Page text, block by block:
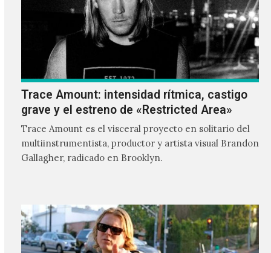
Trace Amount: intensidad rítmica, castigo
grave y el estreno de «Restricted Area»
Trace Amount es el visceral proyecto en solitario del
multiinstrumentista, productor y artista visual Brandon
Gallagher, radicado en Brooklyn.